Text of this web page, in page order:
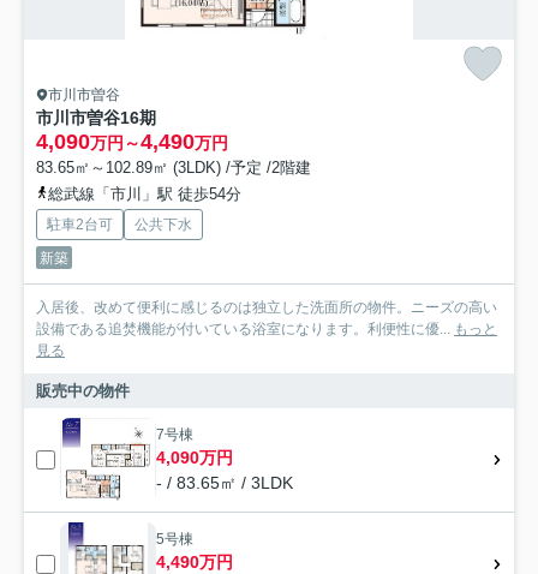
市川市曽谷
市川市曽谷16期
4,090万円～4,490万円
83.65㎡～102.89㎡ (3LDK) /予定 /2階建
総武線「市川」駅 徒歩54分
駐車2台可
公共下水
新築
入居後、改めて便利に感じるのは独立した洗面所の物件。ニーズの高い
設備である追焚機能が付いている浴室になります。利便性に優... もっと
見る
販売中の物件
7号棟
4,090万円
- / 83.65㎡ / 3LDK
5号棟
4,490万円